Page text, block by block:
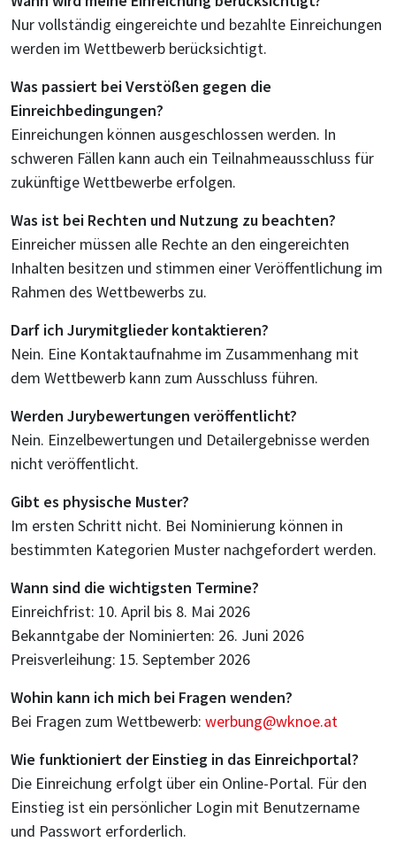
Nur vollständig eingereichte und bezahlte Einreichungen
werden im Wettbewerb berücksichtigt.
Was passiert bei Verstößen gegen die
Einreichbedingungen?
Einreichungen können ausgeschlossen werden. In
schweren Fällen kann auch ein Teilnahmeausschluss für
zukünftige Wettbewerbe erfolgen.
Was ist bei Rechten und Nutzung zu beachten?
Einreicher müssen alle Rechte an den eingereichten
Inhalten besitzen und stimmen einer Veröffentlichung im
Rahmen des Wettbewerbs zu.
Darf ich Jurymitglieder kontaktieren?
Nein. Eine Kontaktaufnahme im Zusammenhang mit
dem Wettbewerb kann zum Ausschluss führen.
Werden Jurybewertungen veröffentlicht?
Nein. Einzelbewertungen und Detailergebnisse werden
nicht veröffentlicht.
Gibt es physische Muster?
Im ersten Schritt nicht. Bei Nominierung können in
bestimmten Kategorien Muster nachgefordert werden.
Wann sind die wichtigsten Termine?
Einreichfrist: 10. April bis 8. Mai 2026
Bekanntgabe der Nominierten: 26. Juni 2026
Preisverleihung: 15. September 2026
Wohin kann ich mich bei Fragen wenden?
Bei Fragen zum Wettbewerb: werbung@wknoe.at
Wie funktioniert der Einstieg in das Einreichportal?
Die Einreichung erfolgt über ein Online-Portal. Für den
Einstieg ist ein persönlicher Login mit Benutzername
und Passwort erforderlich.